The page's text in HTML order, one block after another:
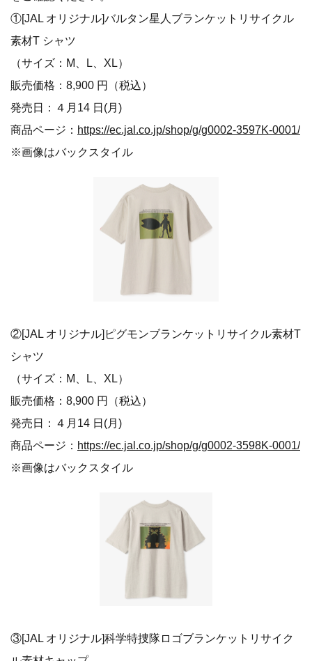
①[JAL オリジナル]バルタン星人ブランケットリサイクル
素材T シャツ
（サイズ：M、L、XL）
販売価格：8,900 円（税込）
発売日：４月14 日(月)
商品ページ： https://ec.jal.co.jp/shop/g/g0002-3597K-0001/
※画像はバックスタイル
②[JAL オリジナル]ピグモンブランケットリサイクル素材T
シャツ
（サイズ：M、L、XL）
販売価格：8,900 円（税込）
発売日：４月14 日(月)
商品ページ： https://ec.jal.co.jp/shop/g/g0002-3598K-0001/
※画像はバックスタイル
③[JAL オリジナル]科学特捜隊ロゴブランケットリサイク